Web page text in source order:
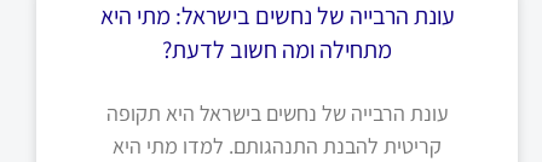
עונת הרבייה של נחשים בישראל: מתי היא
מתחילה ומה חשוב לדעת?
עונת הרבייה של נחשים בישראל היא תקופה
קריטית להבנת התנהגותם. למדו מתי היא